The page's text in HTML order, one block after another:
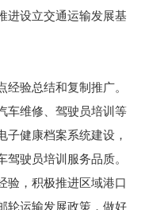
进设立交通运输发展基
经验总结和复制推广。
车维修、驾驶员培训等
子健康档案系统建设，
驾驶员培训服务品质。
验，积极推进区域港口
轮运输发展政策，做好